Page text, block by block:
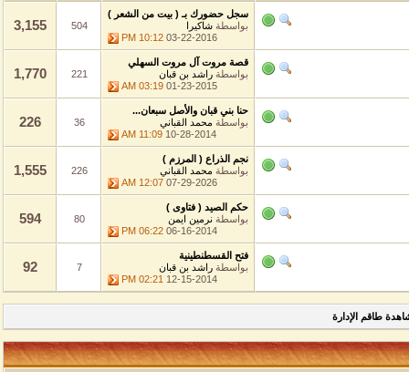
سجل حضورك بـ ( بيت من الشعر )
بواسطةشاكيرا
03-22-2016
10:12 PM
3,155
قصة مروت آل مروت السهلي
بواسطةراشد بن قبان
01-23-2015
03:19 AM
1,770
حنا بني قبان والأصل سبعان...
بواسطةمحمد القباني
10-28-2014
11:09 AM
226
نجم الذراع ( المرزم )
بواسطةمحمد القباني
07-29-2026
12:07 AM
1,555
حكم الصيد ( فتاوى )
بواسطةنرمين ايمن
06-16-2014
06:22 PM
594
فتح القسطنطينية
بواسطةراشد بن قبان
12-15-2014
02:21 PM
الإدارة